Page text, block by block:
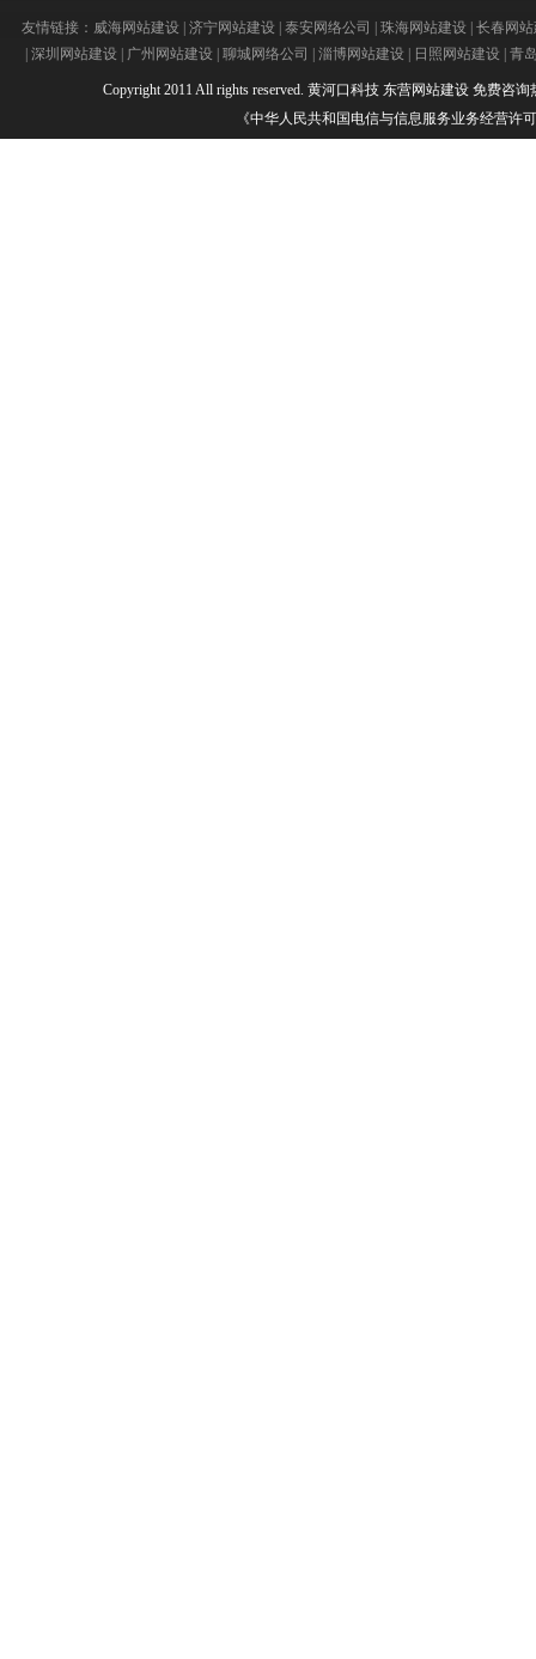
友情链接： 威海网站建设| 济宁网站建设| 泰安网络公司 珠海网站建设| 长春网
深圳网站建设| 广州网站建设| 聊城网络公司 淄博网站建设| 日照网站建设| 青
Copyright 2011 All rights reserved. 黄河口科技 东营网站建设 免费咨询
《中华人民共和国电信与信息服务业务经营许